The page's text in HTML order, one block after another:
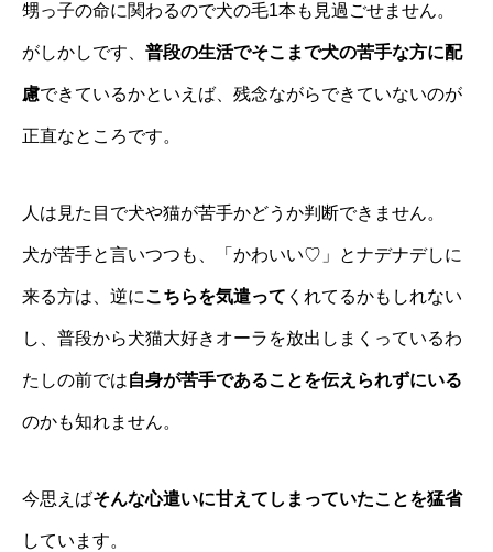
甥っ子の命に関わるので犬の毛1本も見過ごせません。
がしかしです、 普段の生活でそこまで犬の苦手な方に配
慮できているかといえば、残念ながらできていないのが
正直なところです。
人は見た目で犬や猫が苦手かどうか判断できません。
犬が苦手と言いつつも、「かわいい♡」とナデナデしに
来る方は、逆にこちらを気遣って くれてるかもしれない
し、普段から犬猫大好きオーラを放出しまくっているわ
たしの前では自身が苦手であることを伝えられずにいる
のかも知れません。
今思えばそんな心遣いに甘えてしまっていたことを猛省
しています。